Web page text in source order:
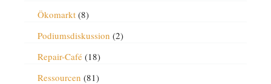
Ökomarkt(8)
Podiumsdiskussion (2)
Repair-Café(18)
Ressourcen (81)